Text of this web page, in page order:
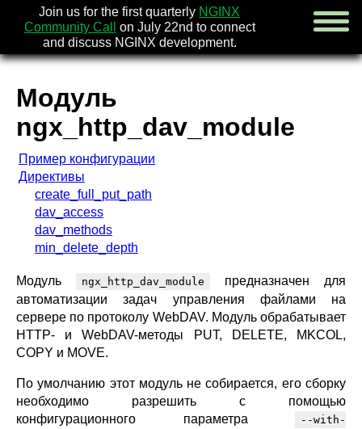
Join us for the first quarterly NGINX
Community Call
on July 22nd to connect
and discuss NGINX development.
русский
книги
[en]
сообщество
компания
njs
ingress controller
Модуль
ngx_http_dav_module
Пример конфигурации
Директивы
create_full_put_path
dav_access
dav_methods
min_delete_depth
Модуль ngx_http_dav_module
предназначен для
автоматизации задач управления файлами на
сервере по протоколу WebDAV. Модуль обрабатывает
HTTP- и WebDAV-методы PUT, DELETE, MKCOL,
COPY и MOVE.
По умолчанию этот модуль не собирается, его сборку
необходимо разрешить с помощью
конфигурационного параметра
--with-